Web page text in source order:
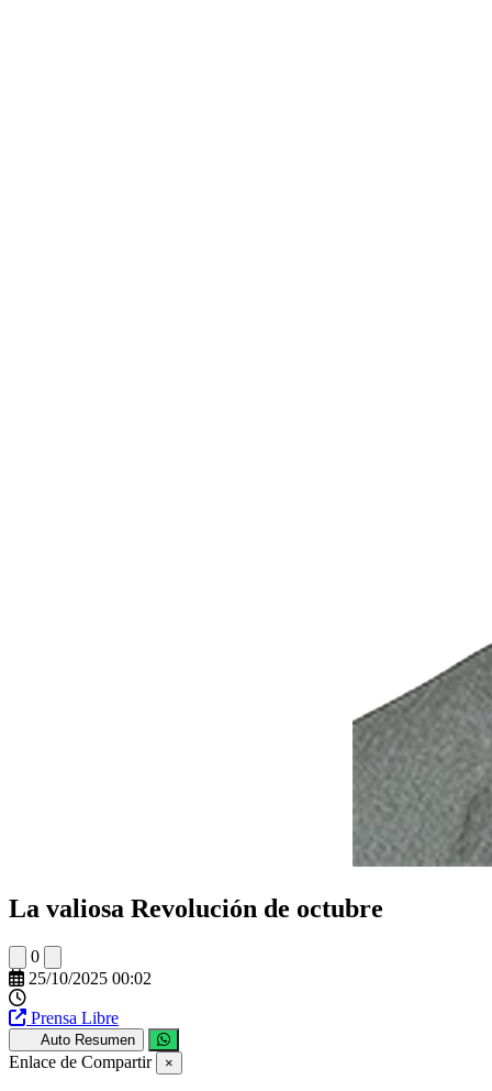
La valiosa Revolución de octubre
0
25/10/2025 00:02
Prensa Libre
Auto Resumen
Enlace de Compartir ×